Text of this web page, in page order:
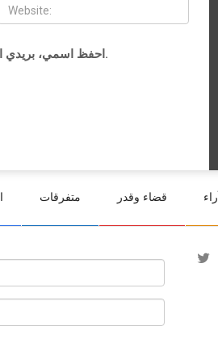
احفظ اسمي، بريدي الإلكتروني، والموقع الإلكتروني في هذا المتصفح لاستخدامها المرة المقبلة في تعليقي.
آراء قضاء وقدر متفرقات